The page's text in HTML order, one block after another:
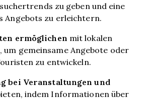
zu geben und eine
Angebots zu erleichtern.
ermöglichen mit lokalen
um gemeinsame Angebote oder
zu entwickeln.
bei Veranstaltungen und
indem Informationen über